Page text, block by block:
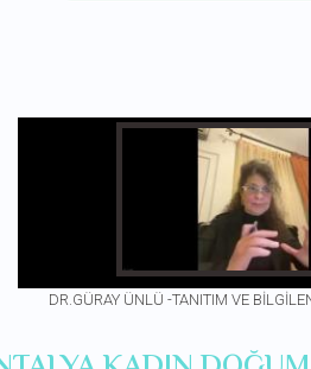
DR.GÜRAY ÜNLÜ -TANITIM VE